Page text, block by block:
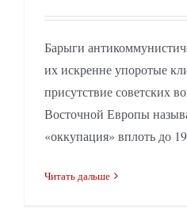
Барыги
их искренне упоротые
присутствие советских
Восточной Европы
«оккупация» вплоть до
Читать дальше